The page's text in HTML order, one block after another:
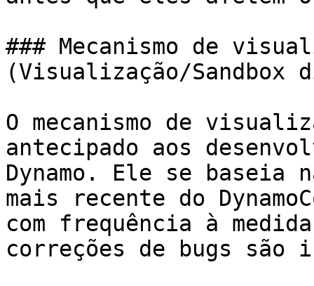
### Mecanismo de
(Visualização/Sandbox
O mecanismo de
antecipado aos
Dynamo. Ele se baseia
mais recente do
com frequência à
correções de bugs são